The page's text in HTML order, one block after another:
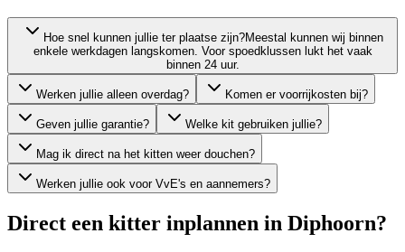
Hoe snel kunnen jullie ter plaatse zijn?Meestal kunnen wij binnen
enkele werkdagen langskomen. Voor spoedklussen lukt het vaak
binnen 24 uur.
Werken jullie alleen overdag? Komen er voorrijkosten bij?
Geven jullie garantie? Welke kit gebruiken jullie?
Mag ik direct na het kitten weer douchen?
Werken jullie ook voor VvE's en aannemers?
Direct een kitter inplannen in Diphoorn?